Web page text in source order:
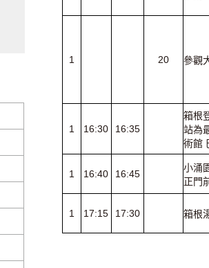
1 20 參觀
1 16:30 16:35
箱根
站為
術館
1 16:40 16:45
小涌
正門
1 17:15 17:30 箱根